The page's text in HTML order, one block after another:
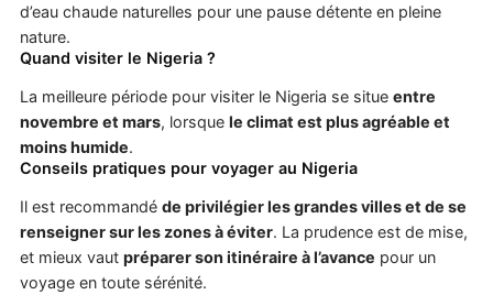
d’eau chaude naturelles pour une pause détente en pleine
nature.
Quand visiter le Nigeria ?
La meilleure période pour visiter le Nigeria se situe entre
novembre et mars, lorsque le climat est plus agréable et
moins humide.
Conseils pratiques pour voyager au Nigeria
Il est recommandé de privilégier les grandes villes et de se
renseigner sur les zones à éviter. La prudence est de mise,
et mieux vaut préparer son itinéraire à l’avance pour un
voyage en toute sérénité.